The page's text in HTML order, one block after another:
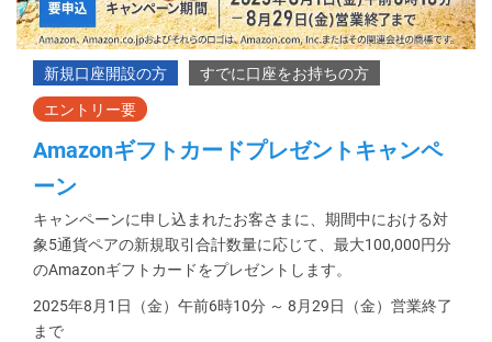
Amazonギフトカードプレゼントキャンペ
ーン
キャンペーンに申し込まれたお客さまに、期間中における対
象5通貨ペアの新規取引合計数量に応じて、最大100,000円分
のAmazonギフトカードをプレゼントします。
2025年8月1日（金）午前6時10分 ～ 8月29日（金）営業終了
まで